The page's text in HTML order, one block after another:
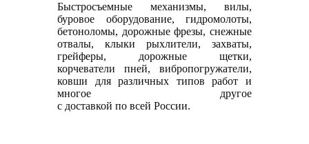
Быстросъемные механизмы, вилы,
буровое оборудование, гидромолоты,
бетоноломы, дорожные фрезы, снежные
отвалы, клыки рыхлители, захваты,
грейферы, дорожные щетки,
корчеватели пней, вибропогружатели,
ковши для различных типов работ и
многое другое
с доставкой по всей России.